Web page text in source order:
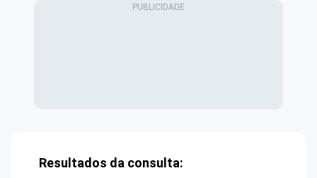
Resultados da consulta: